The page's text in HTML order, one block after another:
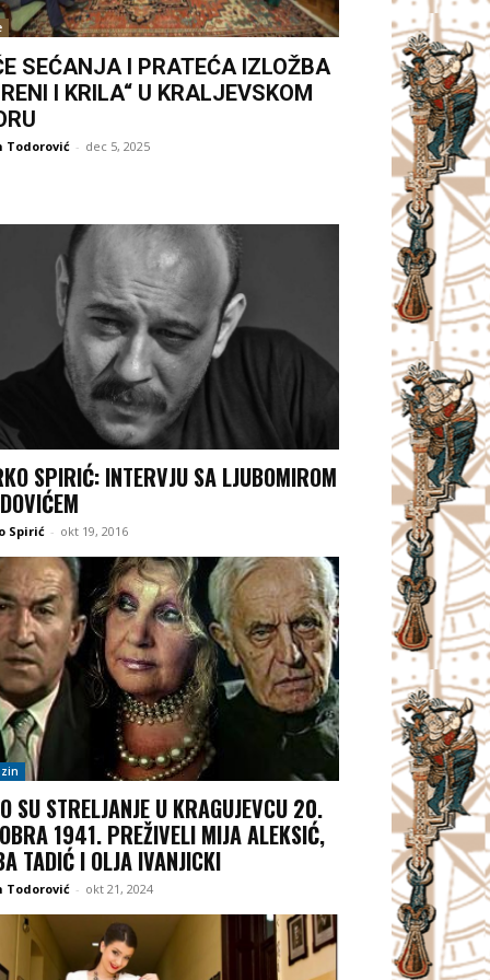
SEĆANJA I PRATEĆA IZLOŽBA
I KRILA“ U KRALJEVSKOM
Todorović - dec 5, 2025
SPIRIĆ: INTERVJU SA LJUBOMIROM
Spirić - okt 19, 2016
SU STRELJANJE U KRAGUJEVCU 20.
1941. PREŽIVELI MIJA ALEKSIĆ,
TADIĆ I OLJA IVANJICKI
Todorović - okt 21, 2024